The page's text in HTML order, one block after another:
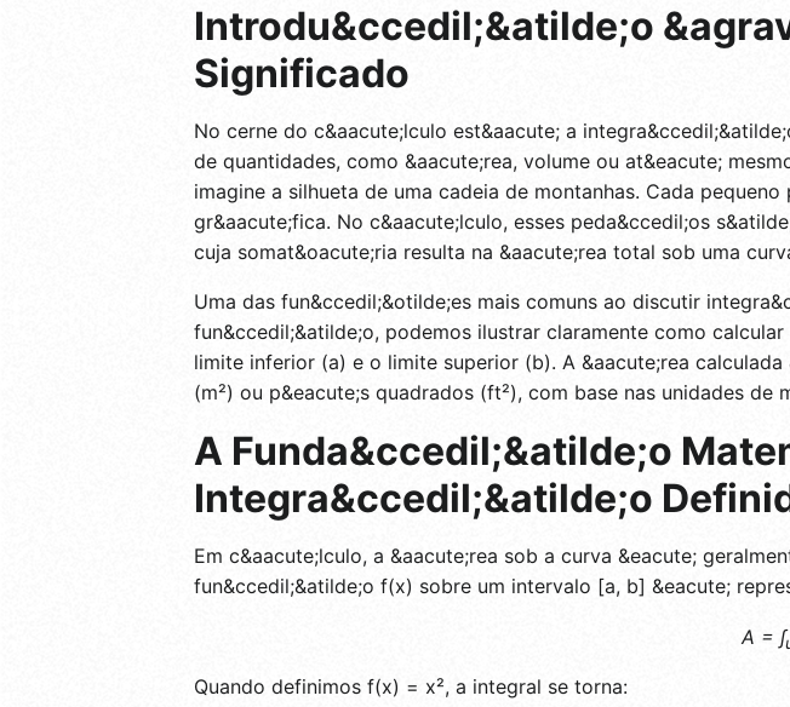
Introdu&ccedil;&atilde;o
Significado
No cerne do c&aacute;lculo est&aacute; a
de quantidades, como &aacute;rea, volume ou at&eacute;
imagine a silhueta de uma cadeia de montanhas. Cada
gr&aacute;fica. No c&aacute;lculo, esses peda&ccedil;os
cuja somat&oacute;ria resulta na &aacute;rea total sob uma
Uma das fun&ccedil;&otilde;es mais comuns ao discutir
fun&ccedil;&atilde;o, podemos ilustrar claramente como
limite inferior (a) e o limite superior (b). A &aacute;rea
(m²) ou p&eacute;s quadrados (ft²), com base nas unidades de
A Funda&ccedil;&atilde;o
Integra&ccedil;&atilde;o
Em c&aacute;lculo, a &aacute;rea sob a curva &eacute;
fun&ccedil;&atilde;o f(x) sobre um intervalo [a, b] &eacute;
A = ∫
Quando definimos f(x) = x², a integral se torna: